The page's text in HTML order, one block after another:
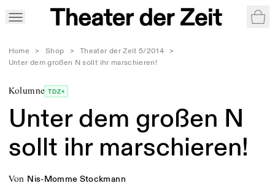
Home > Shop > Theater der Zeit 5/2014
>
Unter dem großen N sollt ihr marschieren!
Kolumne TDZ+
Unter dem großen N
sollt ihr marschieren!
von Nis-Momme Stockmann